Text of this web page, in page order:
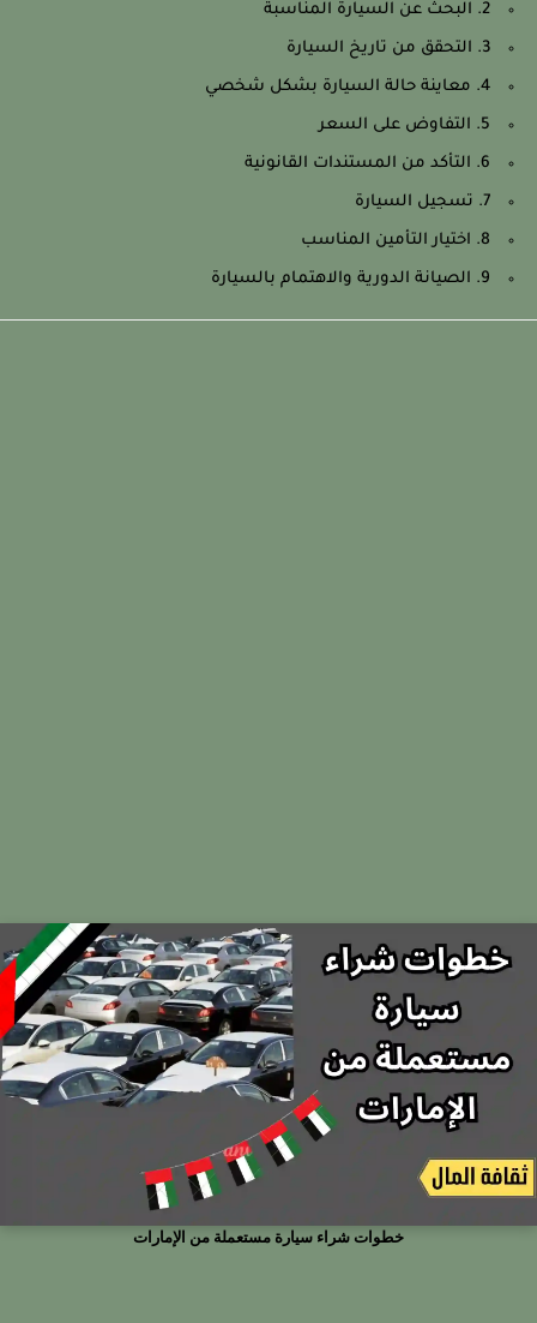
2. البحث عن السيارة المناسبة
3. التحقق من تاريخ السيارة
4. معاينة حالة السيارة بشكل شخصي
5. التفاوض على السعر
6. التأكد من المستندات القانونية
7. تسجيل السيارة
8. اختيار التأمين المناسب
9. الصيانة الدورية والاهتمام بالسيارة
خطوات شراء سيارة مستعملة من الإمارات